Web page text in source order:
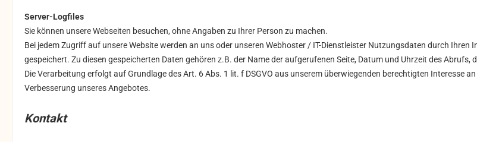
Server-Logfiles
Sie können unsere Webseiten besuchen, ohne Angaben zu Ihrer Person zu machen.
Bei jedem Zugriff auf unsere Website werden an uns oder unseren Webhoster / IT-Dienstleister Nutzungsdaten durch
gespeichert. Zu diesen gespeicherten Daten gehören z.B. der Name der aufgerufenen Seite, Datum und Uhrzeit des
Die Verarbeitung erfolgt auf Grundlage des Art. 6 Abs. 1 lit. f DSGVO aus unserem überwiegenden berechtigten Interesse
Verbesserung unseres Angebotes.
Kontakt